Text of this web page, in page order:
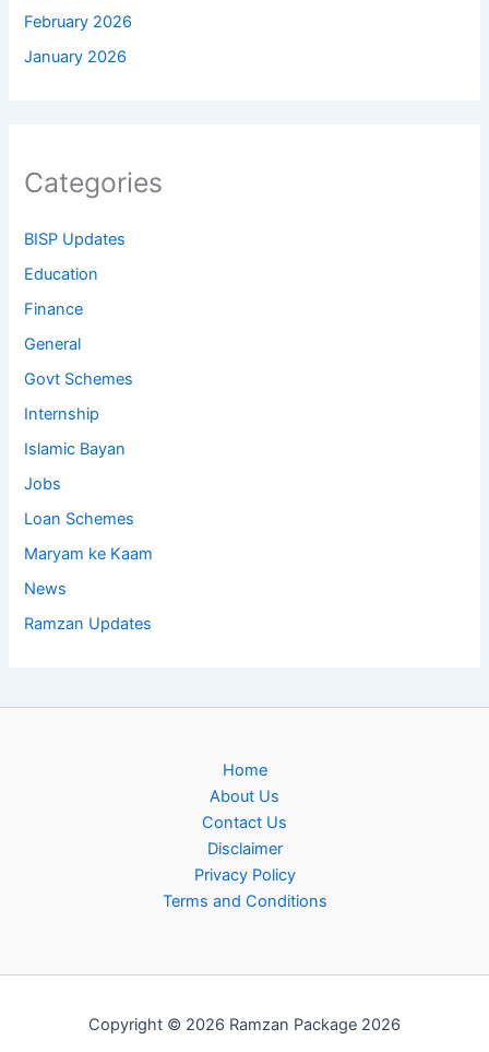
February 2026
January 2026
Categories
BISP Updates
Education
Finance
General
Govt Schemes
Internship
Islamic Bayan
Jobs
Loan Schemes
Maryam ke Kaam
News
Ramzan Updates
Home
About Us
Contact Us
Disclaimer
Privacy Policy
Terms and Conditions
Copyright © 2026 Ramzan Package 2026